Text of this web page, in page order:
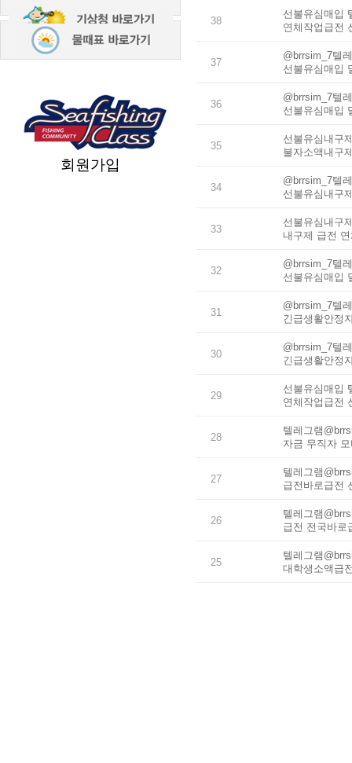
회원가입
38
선불유심매입
연체작업급전
37
@brrsim_7텔
선불유심매입
36
@brrsim_7텔
선불유심매입
35
선불유심내구
불자소액내구
34
@brrsim_7텔
선불유심내구
33
선불유심내구
내구제 급전
32
@brrsim_7텔
선불유심매입
31
@brrsim_7텔
긴급생활안정
30
@brrsim_7텔
긴급생활안정
29
선불유심매입
연체작업급전
28
텔레그램
자금 무직자
27
텔레그램
급전바로급전
26
텔레그램
급전 전국바로
25
텔레그램
대학생소액급